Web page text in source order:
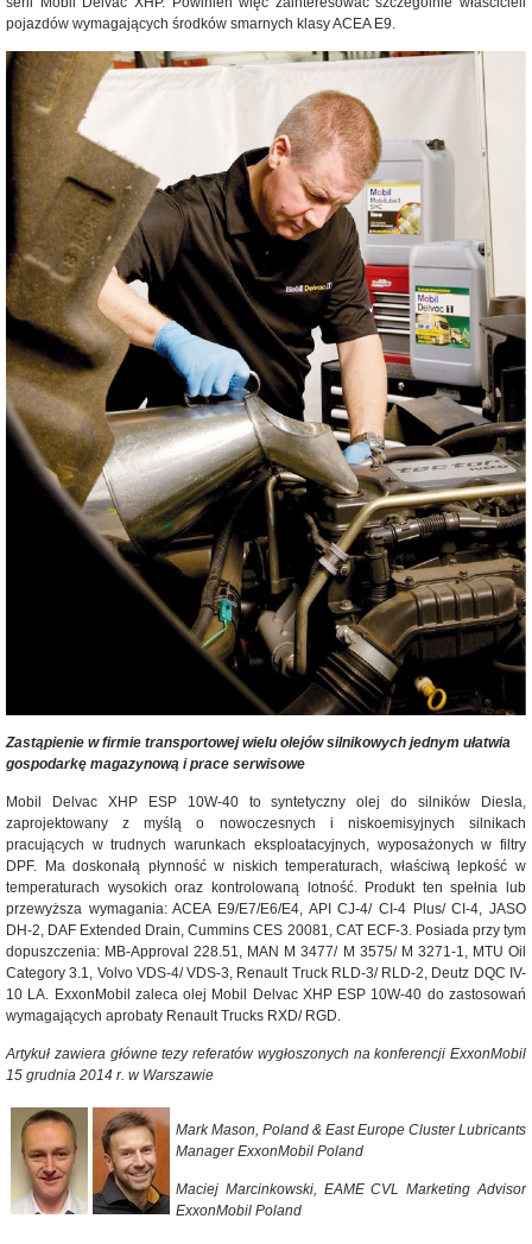
pojazdów wymagających środków smarnych klasy ACEA E9.
Zastąpienie w firmie transportowej wielu olejów silnikowych jednym ułatwia
gospodarkę magazynową i prace serwisowe
Mobil Delvac XHP ESP 10W-40 to syntetyczny olej do silników Diesla,
zaprojektowany z myślą o nowoczesnych i niskoemisyjnych silnikach
pracujących w trudnych warunkach eksploatacyjnych, wyposażonych w filtry
DPF. Ma doskonałą płynność w niskich temperaturach, właściwą lepkość w
temperaturach wysokich oraz kontrolowaną lotność. Produkt ten spełnia lub
przewyższa wymagania: ACEA E9/E7/E6/E4, API CJ-4/ CI-4 Plus/ CI-4, JASO
DH-2, DAF Extended Drain, Cummins CES 20081, CAT ECF-3. Posiada przy tym
dopuszczenia: MB-Approval 228.51, MAN M 3477/ M 3575/ M 3271-1, MTU Oil
Category 3.1, Volvo VDS-4/ VDS-3, Renault Truck RLD-3/ RLD-2, Deutz DQC IV-
10 LA. ExxonMobil zaleca olej Mobil Delvac XHP ESP 10W-40 do zastosowań
wymagających aprobaty Renault Trucks RXD/ RGD.
Artykuł zawiera główne tezy referatów wygłoszonych na konferencji ExxonMobil
15 grudnia 2014 r. w Warszawie
Mark Mason, Poland & East Europe Cluster Lubricants
Manager ExxonMobil Poland
Maciej Marcinkowski, EAME CVL Marketing Advisor
ExxonMobil Poland